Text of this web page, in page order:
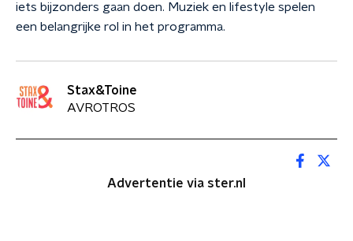
iets bijzonders gaan doen. Muziek en lifestyle spelen
een belangrijke rol in het programma.
Stax&Toine
AVROTROS
Advertentie via ster.nl